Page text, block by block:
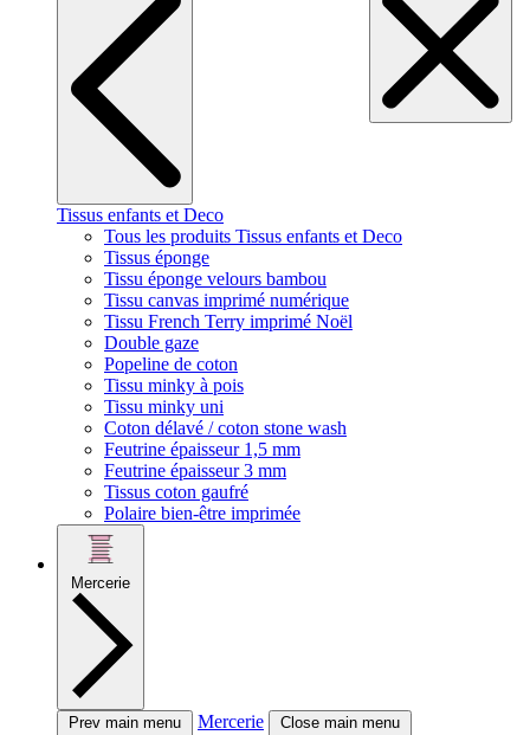
Tissus enfants et Deco
Tous les produits Tissus enfants et Deco
Tissus éponge
Tissu éponge velours bambou
Tissu canvas imprimé numérique
Tissu French Terry imprimé Noël
Double gaze
Popeline de coton
Tissu minky à pois
Tissu minky uni
Coton délavé / coton stone wash
Feutrine épaisseur 1,5 mm
Feutrine épaisseur 3 mm
Tissus coton gaufré
Polaire bien-être imprimée
Mercerie
Prev main menu Mercerie Close main menu